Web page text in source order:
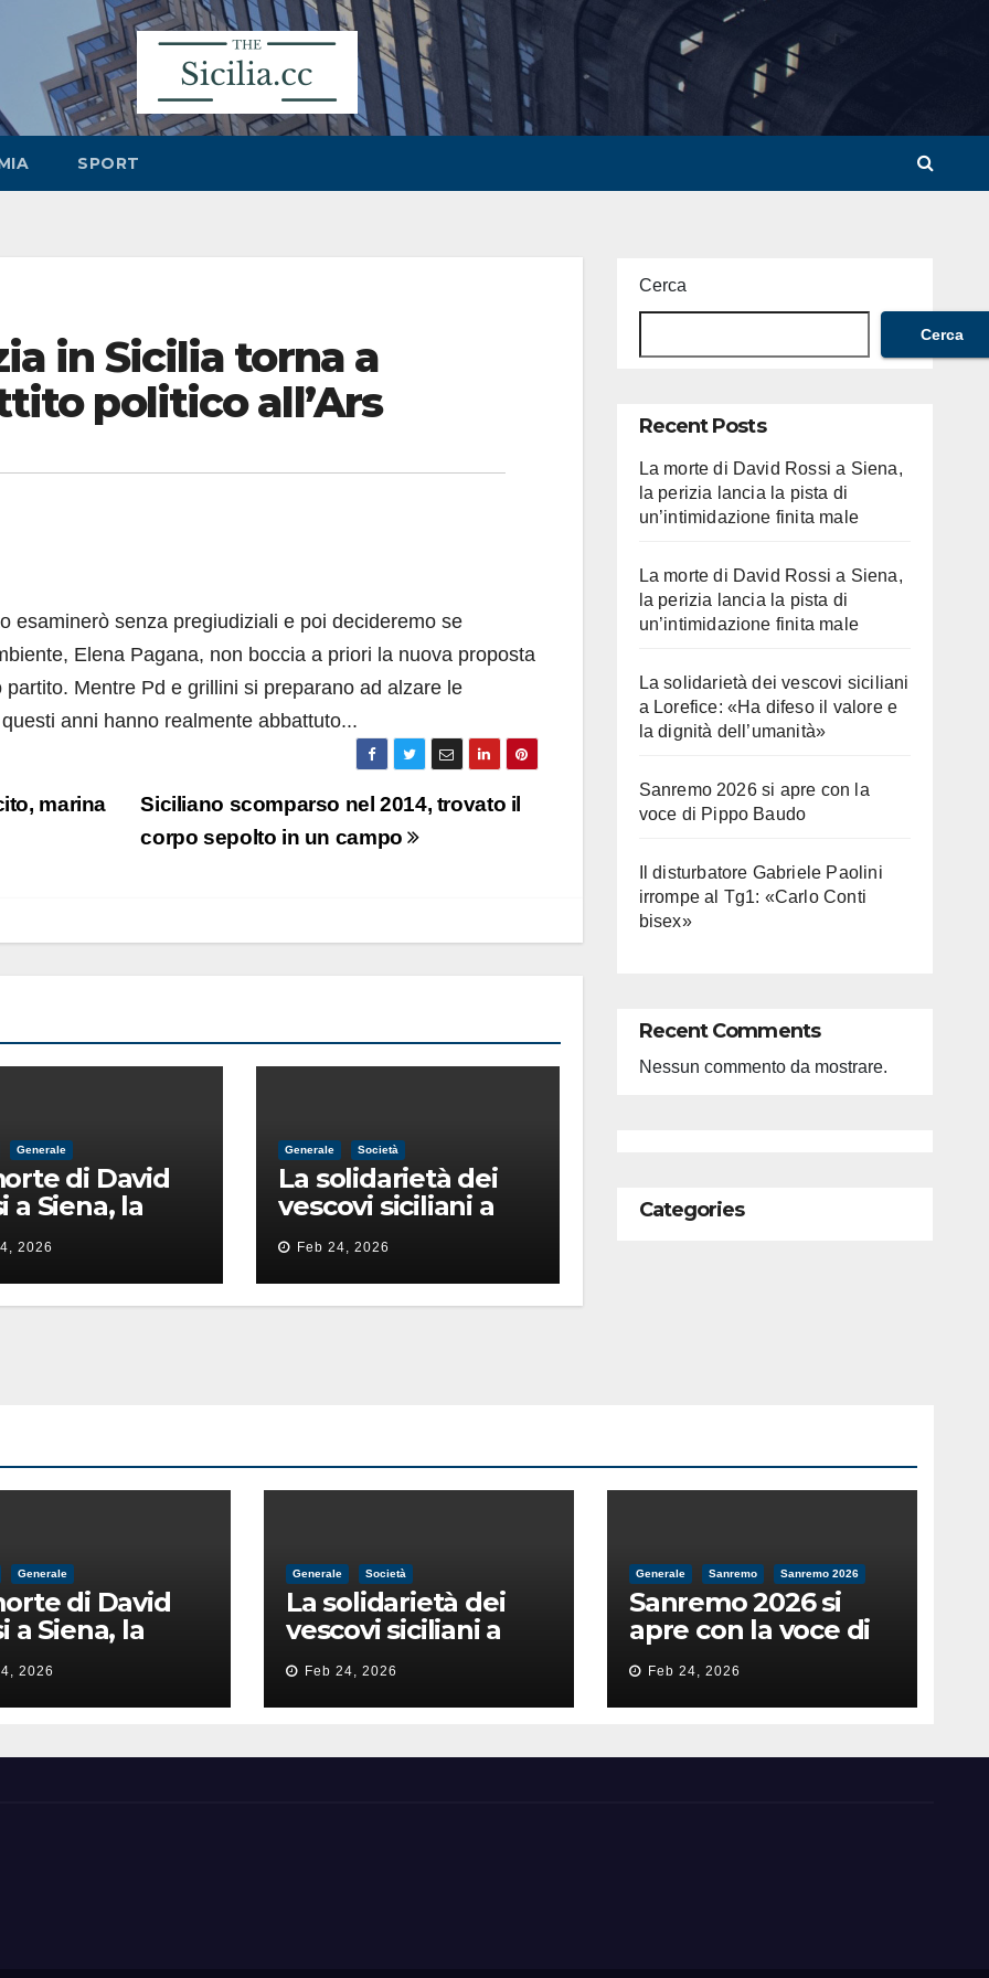
SPORT
in Sicilia torna a
politico all’Ars
esaminerò senza pregiudiziali e poi decideremo se
Elena Pagana, non boccia a priori la nuova proposta
Mentre Pd e grillini si preparano ad alzare le
anni hanno realmente abbattuto...
Siciliano scomparso nel 2014, trovato il
corpo sepolto in un campo
marina
Generale
di David
a Siena, la
lancia la
di
male
2026
Generale Società
La solidarietà dei
vescovi siciliani a
Lorefice: «Ha difeso
il valore e la dignità
dell’umanità»
Feb 24, 2026
Cerca
Cerca
Recent Posts
La morte di David Rossi a Siena,
la perizia lancia la pista di
un’intimidazione finita male
La morte di David Rossi a Siena,
la perizia lancia la pista di
un’intimidazione finita male
La solidarietà dei vescovi siciliani
a Lorefice: «Ha difeso il valore e
la dignità dell’umanità»
Sanremo 2026 si apre con la
voce di Pippo Baudo
Il disturbatore Gabriele Paolini
irrompe al Tg1: «Carlo Conti
bisex»
Recent Comments
Nessun commento da mostrare.
Categories
Generale
di David
a Siena, la
lancia la
di
2026
Generale Società
La solidarietà dei
vescovi siciliani a
Lorefice: «Ha difeso
il valore e la dignità
dell’umanità»
Feb 24, 2026
Generale Sanremo Sanremo 2026
Sanremo 2026 si
apre con la voce di
Pippo Baudo
Feb 24, 2026